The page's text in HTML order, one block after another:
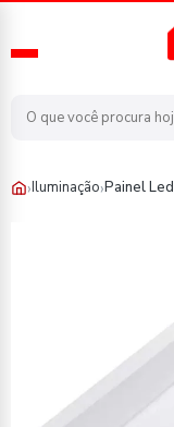
›Iluminação›Painel Led